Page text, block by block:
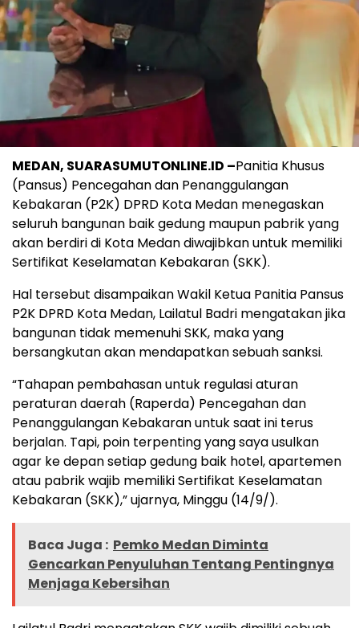
MEDAN, SUARASUMUTONLINE.ID –Panitia Khusus
(Pansus) Pencegahan dan Penanggulangan
Kebakaran (P2K) DPRD Kota Medan menegaskan
seluruh bangunan baik gedung maupun pabrik yang
akan berdiri di Kota Medan diwajibkan untuk memiliki
Sertifikat Keselamatan Kebakaran (SKK).
Hal tersebut disampaikan Wakil Ketua Panitia Pansus
P2K DPRD Kota Medan, Lailatul Badri mengatakan jika
bangunan tidak memenuhi SKK, maka yang
bersangkutan akan mendapatkan sebuah sanksi.
“Tahapan pembahasan untuk regulasi aturan
peraturan daerah (Raperda) Pencegahan dan
Penanggulangan Kebakaran untuk saat ini terus
berjalan. Tapi, poin terpenting yang saya usulkan
agar ke depan setiap gedung baik hotel, apartemen
atau pabrik wajib memiliki Sertifikat Keselamatan
Kebakaran (SKK),” ujarnya, Minggu (14/9/).
Baca Juga : Pemko Medan Diminta
Gencarkan Penyuluhan Tentang Pentingnya
Menjaga Kebersihan